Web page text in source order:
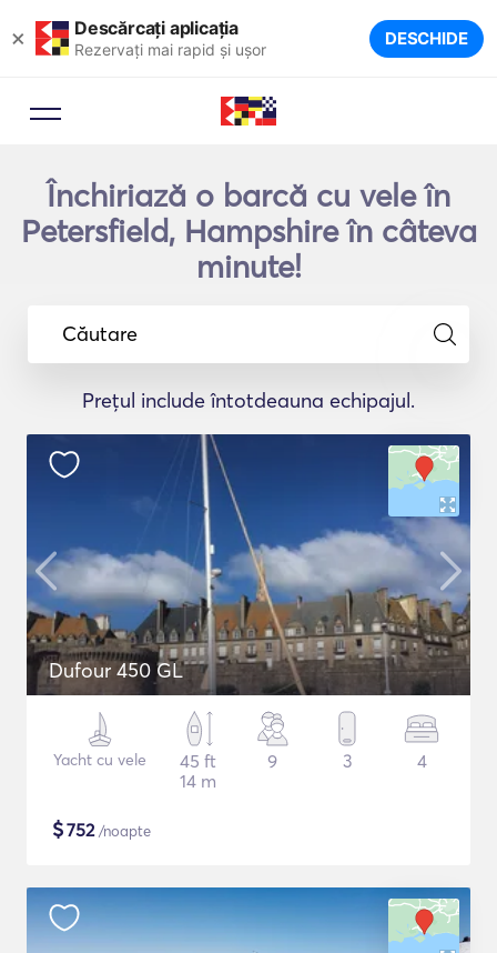
× Descărcați aplicația
Rezervați mai rapid și ușor DESCHIDE
Închiriază o barcă cu vele în
Petersfield, Hampshire în câteva
minute!
Căutare
Prețul include întotdeauna echipajul.
Dufour 450 GL
Yacht cu vele
45 ft
14 m
9 3 4
$752/noapte